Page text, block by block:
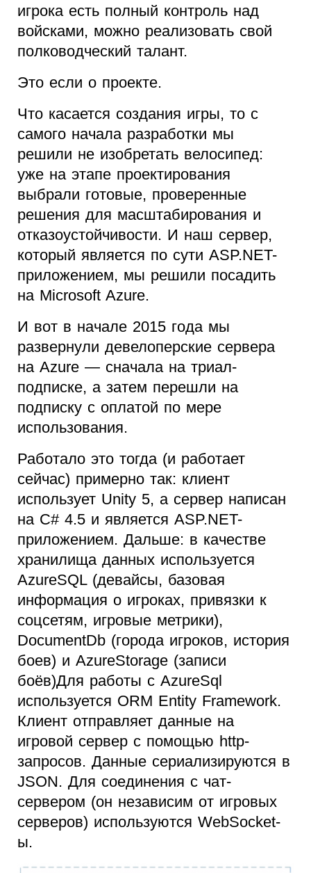
игрока есть полный контроль над
войсками, можно реализовать свой
полководческий талант.
Это если о проекте.
Что касается создания игры, то с
самого начала разработки мы
решили не изобретать велосипед:
уже на этапе проектирования
выбрали готовые, проверенные
решения для масштабирования и
отказоустойчивости. И наш сервер,
который является по сути ASP.NET-
приложением, мы решили посадить
на Microsoft Azure.
И вот в начале 2015 года мы
развернули девелоперские сервера
на Azure — сначала на триал-
подписке, а затем перешли на
подписку с оплатой по мере
использования.
Работало это тогда (и работает
сейчас) примерно так: клиент
использует Unity 5, а сервер написан
на C# 4.5 и является ASP.NET-
приложением. Дальше: в качестве
хранилища данных используется
AzureSQL (девайсы, базовая
информация о игроках, привязки к
соцсетям, игровые метрики),
DocumentDb (города игроков, история
боев) и AzureStorage (записи
боёв)Для работы с AzureSql
используется ORM Entity Framework.
Клиент отправляет данные на
игровой сервер с помощью http-
запросов. Данные сериализируются в
JSON. Для соединения с чат-
сервером (он независим от игровых
серверов) используются WebSocket-
ы.